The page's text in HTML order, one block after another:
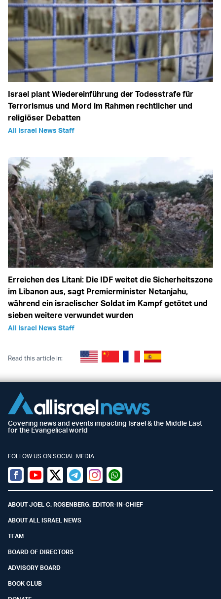
Israel plant Wiedereinführung der Todesstrafe für
Terrorismus und Mord im Rahmen rechtlicher und
religiöser Debatten
All Israel News Staff
Erreichen des Litani: Die IDF weitet die Sicherheitszone
im Libanon aus, sagt Premierminister Netanjahu,
während ein israelischer Soldat im Kampf getötet und
sieben weitere verwundet wurden
All Israel News Staff
Read this article in:
Covering news and events impacting Israel & the Middle East
for the Evangelical world
FOLLOW US ON SOCIAL MEDIA
Facebook
YoutubeTwitter (X)
TelegramInstagramWhatsapp
ABOUT JOEL C. ROSENBERG, EDITOR-IN-CHIEF
ABOUT ALL ISRAEL NEWS
TEAM
BOARD OF DIRECTORS
ADVISORY BOARD
BOOK CLUB